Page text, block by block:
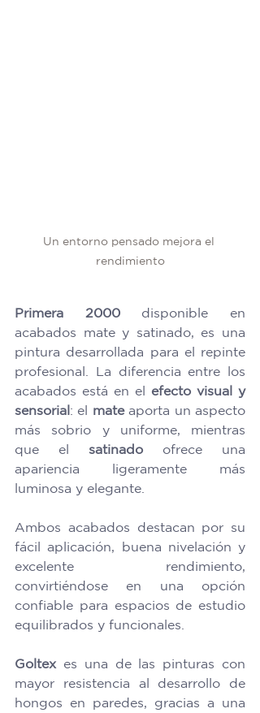
Un entorno pensado mejora el
rendimiento
Primera 2000 disponible en
acabados mate y satinado, es una
pintura desarrollada para el repinte
profesional. La diferencia entre los
acabados está en el efecto visual y
sensorial: el mate aporta un aspecto
más sobrio y uniforme, mientras
que el satinado ofrece una
apariencia ligeramente más
luminosa y elegante.
Ambos acabados destacan por su
fácil aplicación, buena nivelación y
excelente rendimiento,
convirtiéndose en una opción
confiable para espacios de estudio
equilibrados y funcionales.
Goltex es una de las pinturas con
mayor resistencia al desarrollo de
hongos en paredes, gracias a una